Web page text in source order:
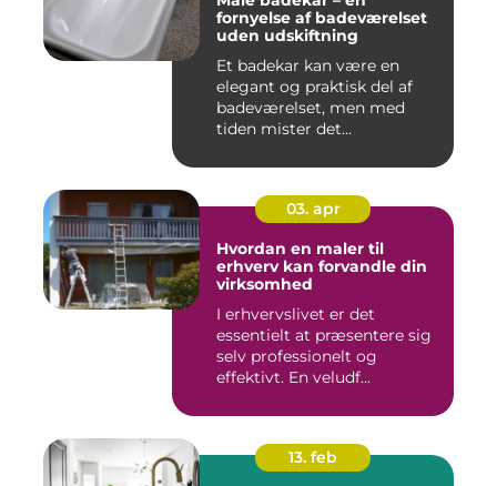
fornyelse af badeværelset
uden udskiftning
Et badekar kan være en
elegant og praktisk del af
badeværelset, men med
tiden mister det...
03. apr
Hvordan en maler til
erhverv kan forvandle din
virksomhed
I erhvervslivet er det
essentielt at præsentere sig
selv professionelt og
effektivt. En veludf...
13. feb